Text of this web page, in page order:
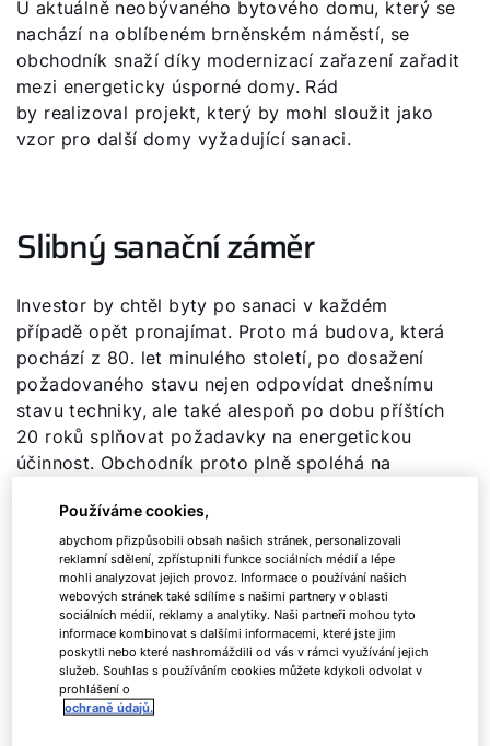
U aktuálně neobývaného bytového domu, který se
nachází na oblíbeném brněnském náměstí, se
obchodník snaží díky modernizací zařazení zařadit
mezi energeticky úsporné domy. Rád
by realizoval projekt, který by mohl sloužit jako
vzor pro další domy vyžadující sanaci.
Slibný sanační záměr
Investor by chtěl byty po sanaci v každém
případě opět pronajímat. Proto má budova, která
pochází z 80. let minulého století, po dosažení
požadovaného stavu nejen odpovídat dnešnímu
stavu techniky, ale také alespoň po dobu příštích
20 roků splňovat požadavky na energetickou
účinnost. Obchodník proto plně spoléhá na
zdrojů.
Výzvy související s projektem
U celé budovy je nutno obnovit tepelnou izolaci
tak, aby odpovídala aktuálním standardům
Používáme cookies,
abychom přizpůsobili obsah našich stránek, personalizovali
reklamní sdělení, zpřístupnili funkce sociálních médií a lépe
mohli analyzovat jejich provoz. Informace o používání našich
webových stránek také sdílíme s našimi partnery v oblasti
sociálních médií, reklamy a analytiky. Naši partneři mohou tyto
informace kombinovat s dalšími informacemi, které jste jim
poskytli nebo které nashromáždili od vás v rámci využívání jejich
služeb. Souhlas s používáním cookies můžete kdykoli odvolat v
prohlášení o
ochraně údajů.